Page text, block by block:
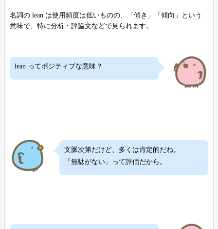
名詞の lean は使用頻度は低いものの、「傾き」「傾向」という
意味で、特に分析・評論文などで見られます。
lean ってポジティブな意味？
文脈次第だけど、多くは肯定的だね。
「無駄がない」って評価だから。